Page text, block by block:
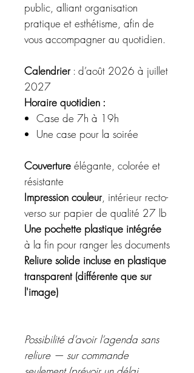
public, alliant organisation
pratique et esthétisme, afin de
vous accompagner au quotidien.
Calendrier: d’août 2026 à juillet
2027
Horaire quotidien :
Case de 7h à 19h
Une case pour la soirée
Couverture élégante, colorée et
résistante
Impression couleur, intérieur recto-
verso sur papier de qualité 27 lb
Une pochette plastique intégrée
à la fin pour ranger les documents
Reliure solide incluse en plastique
transparent (différente que sur
l'image)
Possibilité d’avoir l’agenda sans
reliure — sur commande